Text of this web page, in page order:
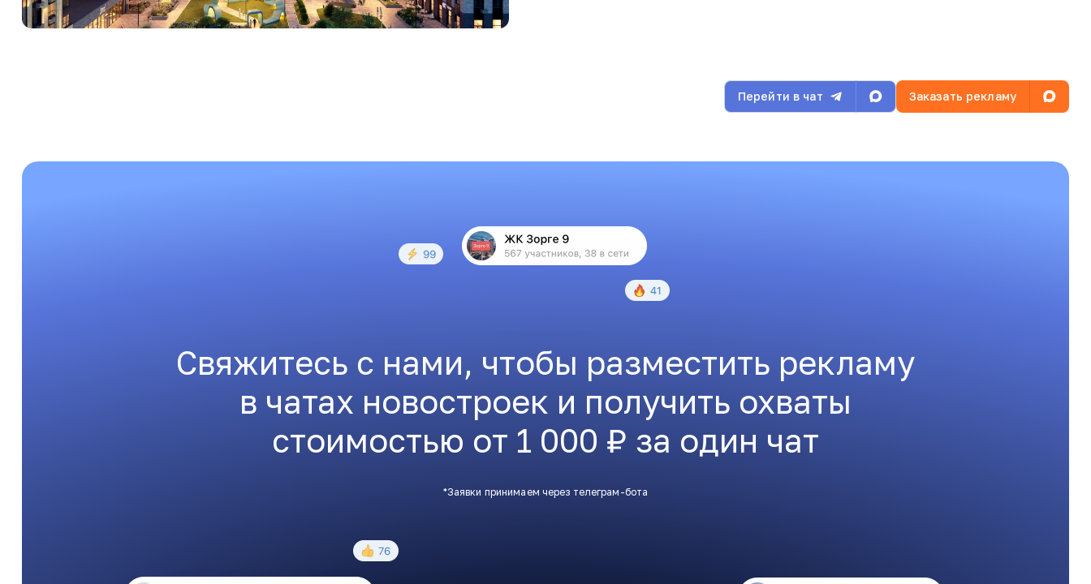
Заказать рекламу
Перейти в чат
Свяжитесь с нами, чтобы разместить рекламу
в чатах новостроек и получить охваты
стоимостью от 1 000 ₽ за один чат
*Заявки принимаем через телеграм-бота